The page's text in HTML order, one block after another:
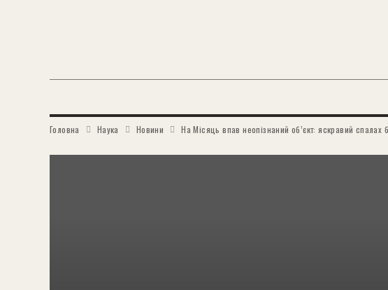
Головна Наука Новини На Місяць впав неопізнаний об’єкт: яскравий спалах